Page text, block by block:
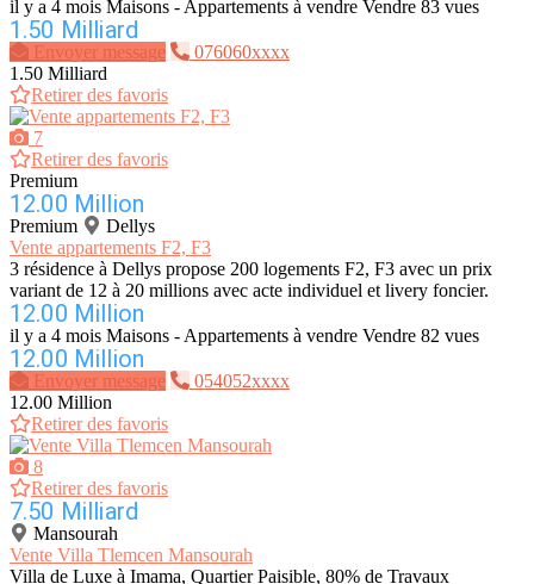
il y a 4 mois Maisons - Appartements à vendre Vendre 83 vues
1.50 Milliard
Envoyer message
076060xxxx
1.50 Milliard
Retirer des favoris
7
Retirer des favoris
Premium
12.00 Million
Premium
Dellys
Vente appartements F2, F3
3 résidence à Dellys propose 200 logements F2, F3 avec un prix
variant de 12 à 20 millions avec acte individuel et livery foncier.
12.00 Million
il y a 4 mois Maisons - Appartements à vendre Vendre 82 vues
12.00 Million
Envoyer message
054052xxxx
12.00 Million
Retirer des favoris
8
Retirer des favoris
7.50 Milliard
Mansourah
Vente Villa Tlemcen Mansourah
Villa de Luxe à Imama, Quartier Paisible, 80% de Travaux